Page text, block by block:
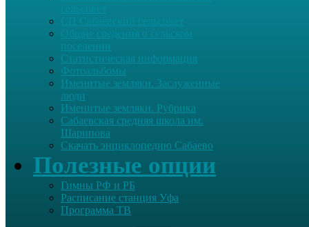
Общие сведения о сельском
поселении
Статистическая информация
Фотоальбомы
Именитые земляки. Заслуженные
люди
Именитые земляки. Рубрика
Сабаевская средняя школа им.
Шарипова
Скачать энциклопедию Сабаево
Полезные опции
Гимны РФ и РБ
Расписание станция Уфа
Программа ТВ